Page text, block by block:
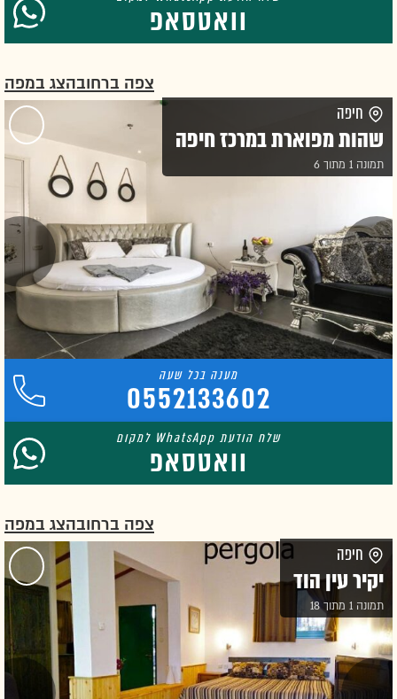
וואטסאפ
צפה ברחובהצג במפה
חיפה
שהות מפוארת במרכז חיפה
תמונה 1 מתוך 6
0552133602
וואטסאפ
צפה ברחובהצג במפה
חיפה
יקיר עין הוד
תמונה 1 מתוך 18